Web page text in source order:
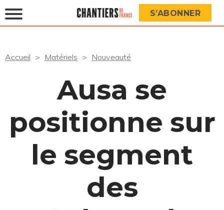
S’ABONNER
Accueil Matériels Nouveauté
Ausa se
positionne sur
le segment
des